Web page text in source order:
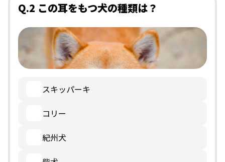
Q.2 この耳をもつ犬の種類は？
スキッパーキ
コリー
紀州犬